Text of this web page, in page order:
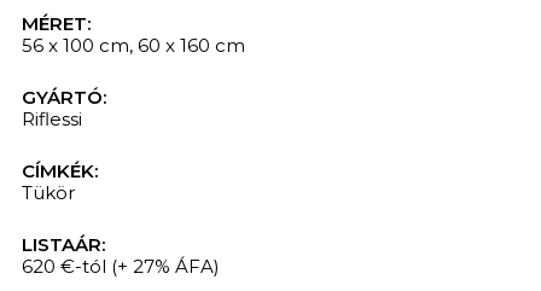
MÉRET:
56 x 100 cm, 60 x 160 cm
GYÁRTÓ:
Riflessi
CÍMKÉK:
Tükör
LISTAÁR:
620 €-tól (+ 27% ÁFA)